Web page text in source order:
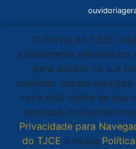
O Portal do TJCE
estritamente necessários
para auxiliar na sua
melhorar nossos
você está ciente de que
recursos, conforme
Privacidade para
do TJCE e nossa